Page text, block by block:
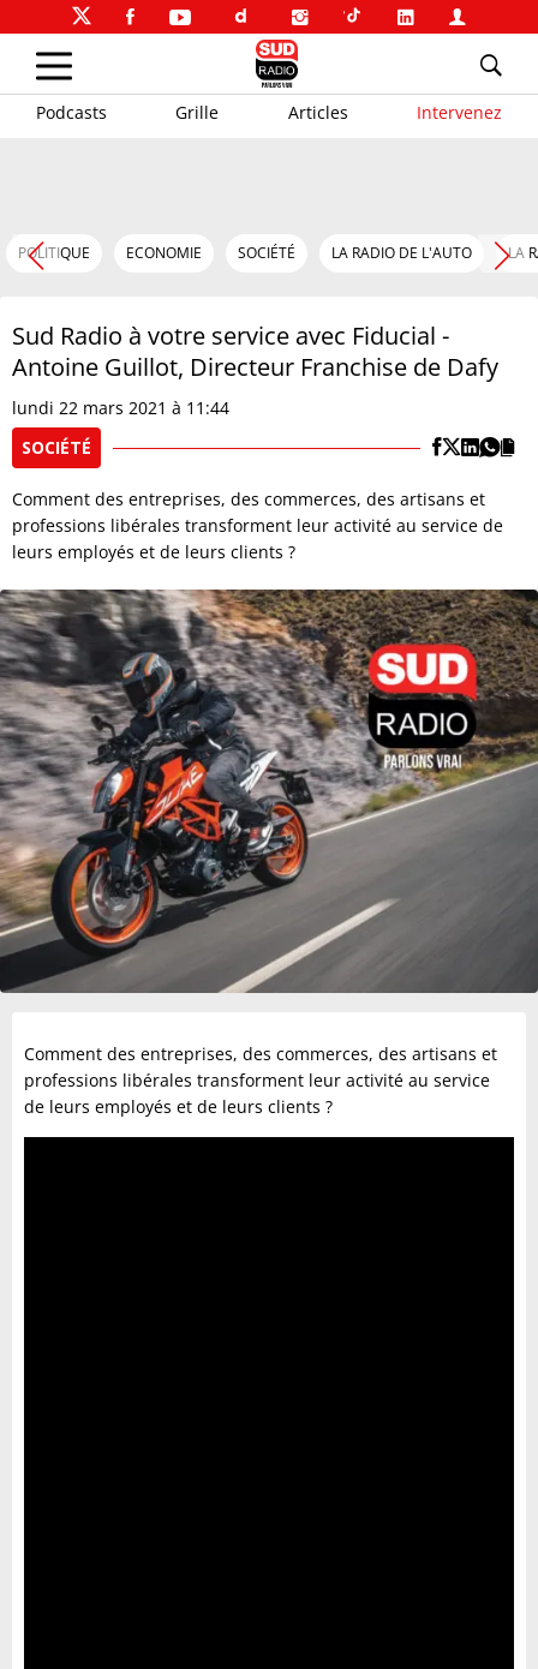
Podcasts Grille Articles Intervenez
POLITIQUE ECONOMIE SOCIÉTÉ LA RADIO DE L'AUTO LA
Sud Radio à votre service avec Fiducial -
Antoine Guillot, Directeur Franchise de Dafy
lundi 22 mars 2021 à 11:44
SOCIÉTÉ
Comment des entreprises, des commerces, des artisans et
professions libérales transforment leur activité au service de
leurs employés et de leurs clients ?
Comment des entreprises, des commerces, des artisans et
professions libérales transforment leur activité au service
de leurs employés et de leurs clients ?